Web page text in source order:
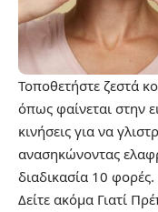
Τοποθετήστε ζεστά
όπως φαίνεται στην
κινήσεις για να
ανασηκώνοντας
διαδικασία 10 φορές.
Δείτε ακόμα Γιατί